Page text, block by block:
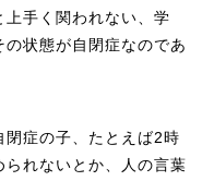
手く関われない、学
状態が自閉症なのであ
閉症の子、たとえば2時
れないとか、人の言葉